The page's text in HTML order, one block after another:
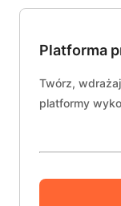
Platforma
Twórz,
platformy